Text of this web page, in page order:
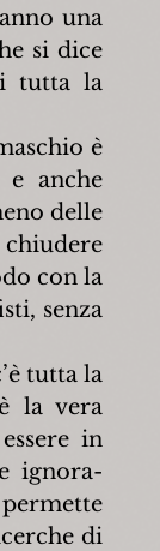
una
si dice
tutta la
è
anche
delle
chiudere
con la
senza
tutta la
la vera
in
ignora-
di